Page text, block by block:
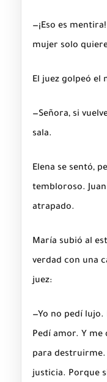
—¡Eso es
mujer solo
El juez golpeó el
—Señora, si
sala.
Elena se sentó,
tembloroso.
atrapado.
María subió al
verdad con una
juez:
—Yo no pedí
Pedí amor. Y me
para
justicia. Porque